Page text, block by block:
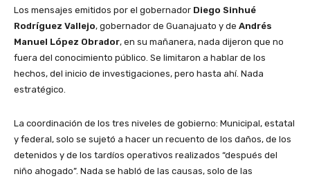
Los mensajes emitidos por el gobernador Diego Sinhué
Rodríguez Vallejo, gobernador de Guanajuato y de Andrés
Manuel López Obrador, en su mañanera, nada dijeron que no
fuera del conocimiento público. Se limitaron a hablar de los
hechos, del inicio de investigaciones, pero hasta ahí. Nada
estratégico.
La coordinación de los tres niveles de gobierno: Municipal, estatal
y federal, solo se sujetó a hacer un recuento de los daños, de los
detenidos y de los tardíos operativos realizados “después del
niño ahogado”. Nada se habló de las causas, solo de las